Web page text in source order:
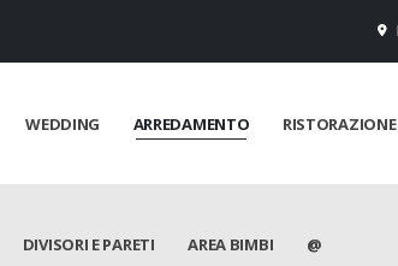
WEDDING ARREDAMENTO RISTORAZIONE
DIVISORI E PARETI AREA BIMBI @